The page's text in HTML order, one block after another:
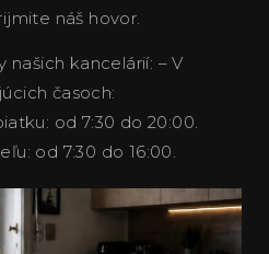
náš hovor.
našich kancelárií: – V
časoch:
od 7:30 do 20:00.
od 7:30 do 16:00.